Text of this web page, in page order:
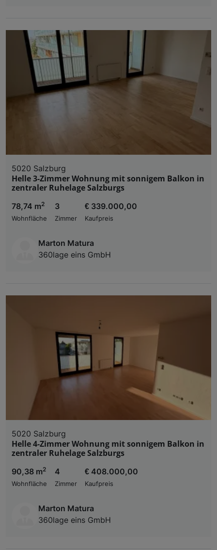
5020 Salzburg
Helle 3-Zimmer Wohnung mit sonnigem Balkon in
zentraler Ruhelage Salzburgs
78,74 m2
Wohnfläche
3
Zimmer
€ 339.000,00
Kaufpreis
Marton Matura
360lage eins GmbH
5020 Salzburg
Helle 4-Zimmer Wohnung mit sonnigem Balkon in
zentraler Ruhelage Salzburgs
90,38 m2
Wohnfläche
4
Zimmer
€ 408.000,00
Kaufpreis
Marton Matura
360lage eins GmbH